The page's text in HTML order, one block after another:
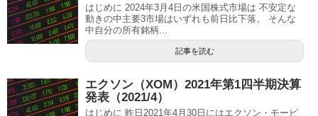
はじめに 2024年3月4日の米国株式市場は 不安定な
動きの中主要3市場はいずれも前日比下落。 そんな
中自分の所有銘柄...
記事を読む
エクソン（XOM）2021年第1四半期決算
発表（2021/4）
はじめに 昨日2021年4月30日にはエクソン・モービ